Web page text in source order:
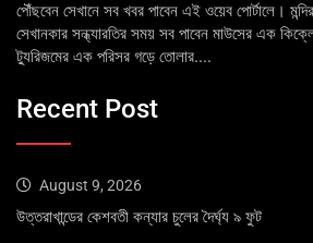
পৌঁছবেন সেখানে সব খবর পাবেন এই ওয়েব পোর্টালে।
সেখানকার সন্ধ্যারতির সময় সব পাবেন মাউসের এক
ট্যুরিজমের এক পরিসর গড়ে তোলার....
Recent Post
August 9, 2026
উত্তরাখান্ডের কেশবতী কন্যার চুলের দৈর্ঘ্য ৯ ফুট